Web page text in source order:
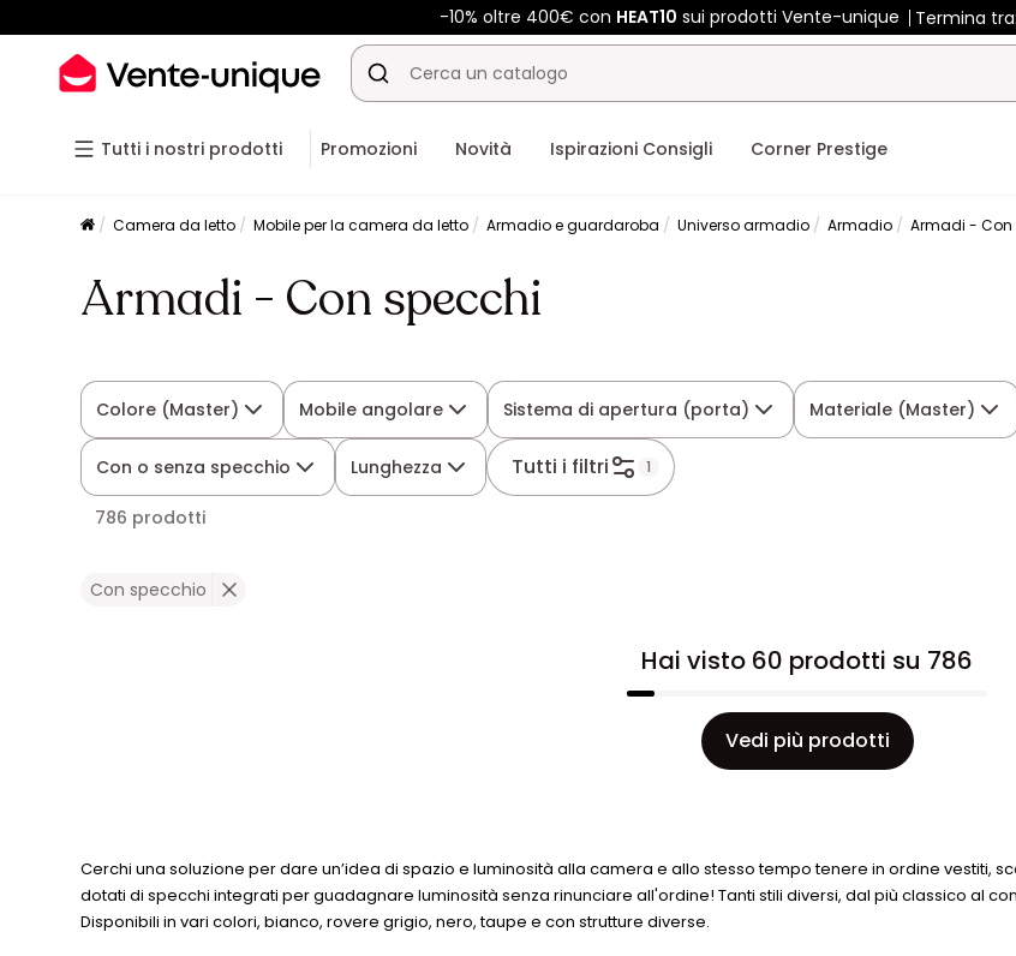
-10% oltre 400€ con HEAT10 sui prodotti Vente-unique Termina tra:
Tutti i nostri prodotti Promozioni Novità Ispirazioni Consigli Corner Prestige
Camera da letto Mobile per la camera da letto Armadio e guardaroba Universo armadio Armadio Armadi - Con
Armadi - Con specchi
Colore (Master) Mobile angolare Sistema di apertura (porta) Materiale (Master)
Con o senza specchio Lunghezza Tutti i filtri 1
786 prodotti
Con specchio
Hai visto 60 prodotti su 786
Vedi più prodotti
Cerchi una soluzione per dare un’idea di spazio e luminosità alla camera e allo stesso tempo tenere in ordine vestiti,
dotati di specchi integrati per guadagnare luminosità senza rinunciare all'ordine! Tanti stili diversi, dal più classico al
Disponibili in vari colori, bianco, rovere grigio, nero, taupe e con strutture diverse.